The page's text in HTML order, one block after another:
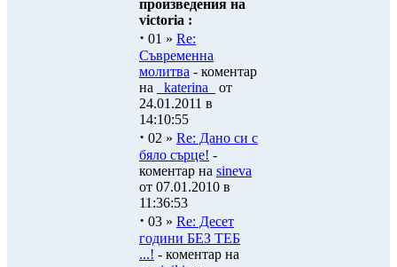
произведения на
victoria :
· 01 » Re:
Съвременна
молитва - коментар
на
_katerina_
от
24.01.2011 в
14:10:55
· 02 » Re: Дано си с
бяло сърце! -
коментар на sineva
от 07.01.2010 в
11:36:53
· 03 » Re: Десет
години БЕЗ ТЕБ
...! - коментар на